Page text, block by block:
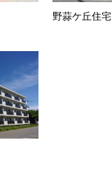
野蒜ケ丘住宅